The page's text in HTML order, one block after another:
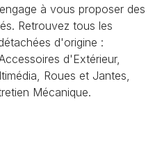
à vous proposer des
Retrouvez tous les
d'origine :
d'Extérieur,
Roues et Jantes,
Mécanique.